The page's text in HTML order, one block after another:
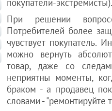
покупатели-экстремисты).
При решении
Потребителей более
чувствует покупатель.
можно вернуть
товар, даже со
неприятны моменты,
браком - а продавец
словами - "ремонтируйте